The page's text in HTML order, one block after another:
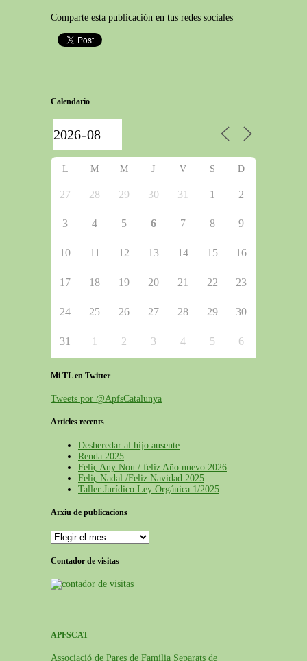
Comparte esta publicación en tus redes sociales
Calendario
L M M J V S D
27 28 29 30 31 1 2
3 4 5 6 7 8 9
10 11 12 13 14 15 16
17 18 19 20 21 22 23
24 25 26 27 28 29 30
31 1 2 3 4 5 6
Mi TL en Twitter
Tweets por @ApfsCatalunya
Articles recents
Desheredar al hijo ausente
Renda 2025
Feliç Any Nou / feliz Año nuevo 2026
Feliç Nadal /Feliz Navidad 2025
Taller Jurídico Ley Orgánica 1/2025
Arxiu de publicacions
Contador de visitas
APFSCAT
Associació de Pares de Familia Separats de